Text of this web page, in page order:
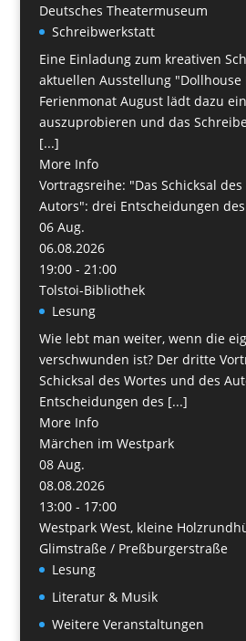
Deutsches Theatermuseum
Schreibwerkstatt
Eine Einladung zum kreativen
aktuellen Ausstellung "Dollhouse
Ferienmonat August lädt dazu
auszuprobieren und das
[...]
More Info
Vortragsreihe: "Das Schicksal
Autors": drei Entscheidungen
06 Aug.
06.08.2026
19:00 - 21:00
Tolstoi-Bibliothek
Lesung
Wie lebt man weiter, wenn die
verschwunden ist? Der dritte
Schicksal des Wortes und des
Entscheidungen des [...]
More Info
Märchen im Westpark
08 Aug.
08.08.2026
13:00 - 17:00
Westpark West, kleine
Glimstraße / Preßburgerstraße
Lesung
Literatur & Musik
Weitere Veranstaltungen